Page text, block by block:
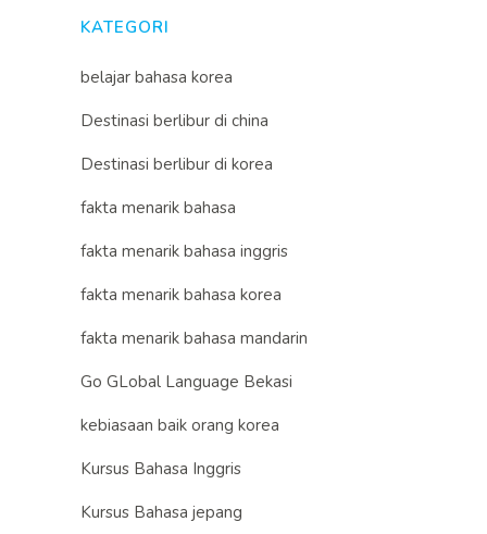
KATEGORI
belajar bahasa korea
Destinasi berlibur di china
Destinasi berlibur di korea
fakta menarik bahasa
fakta menarik bahasa inggris
fakta menarik bahasa korea
fakta menarik bahasa mandarin
Go GLobal Language Bekasi
kebiasaan baik orang korea
Kursus Bahasa Inggris
Kursus Bahasa jepang